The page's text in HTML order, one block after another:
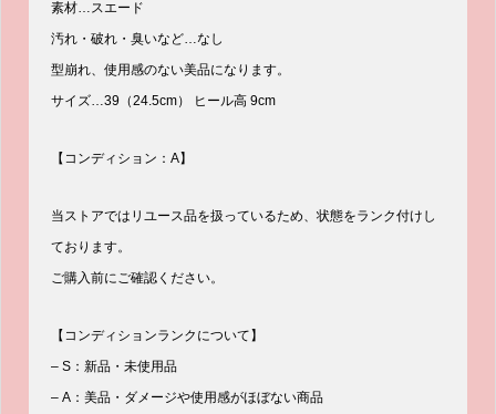
素材…スエード
汚れ・破れ・臭いなど…なし
型崩れ、使用感のない美品になります。
サイズ…39（24.5cm） ヒール高 9cm
【コンディション：A】
当ストアではリユース品を扱っているため、状態をランク付けし
ております。
ご購入前にご確認ください。
【コンディションランクについて】
– S：新品・未使用品
– A：美品・ダメージや使用感がほぼない商品